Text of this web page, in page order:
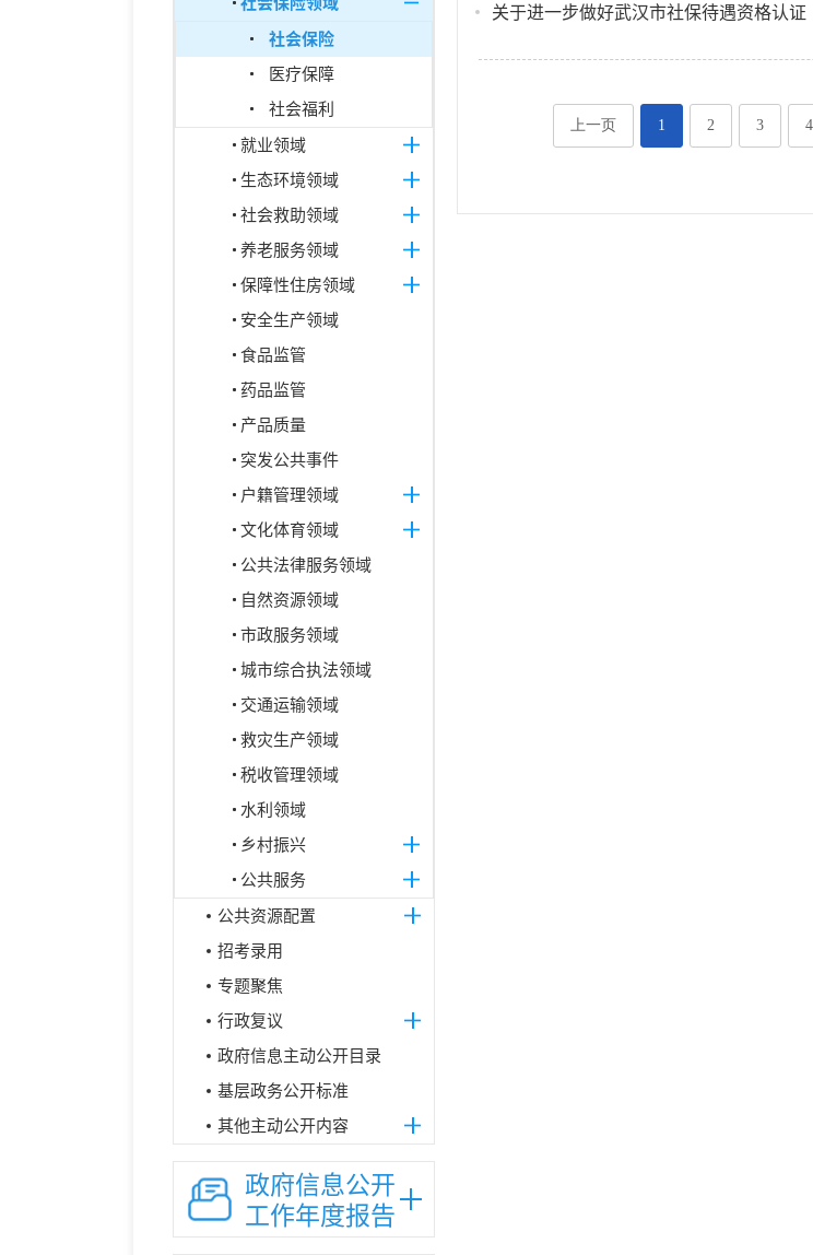
社会保险
医疗保障
社会福利
就业领域
生态环境领域
社会救助领域
养老服务领域
保障性住房领域
安全生产领域
食品监管
药品监管
产品质量
突发公共事件
户籍管理领域
文化体育领域
公共法律服务领域
自然资源领域
市政服务领域
城市综合执法领域
交通运输领域
救灾生产领域
税收管理领域
水利领域
乡村振兴
公共服务
公共资源配置
招考录用
专题聚焦
行政复议
政府信息主动公开目录
基层政务公开标准
其他主动公开内容
政府信息公开
工作年度报告
关于进一步做好武汉市社保待遇资格认
上一页 1 2 3 4